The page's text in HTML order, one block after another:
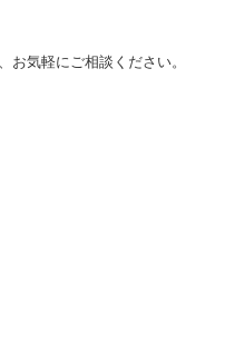
お気軽にご相談ください。